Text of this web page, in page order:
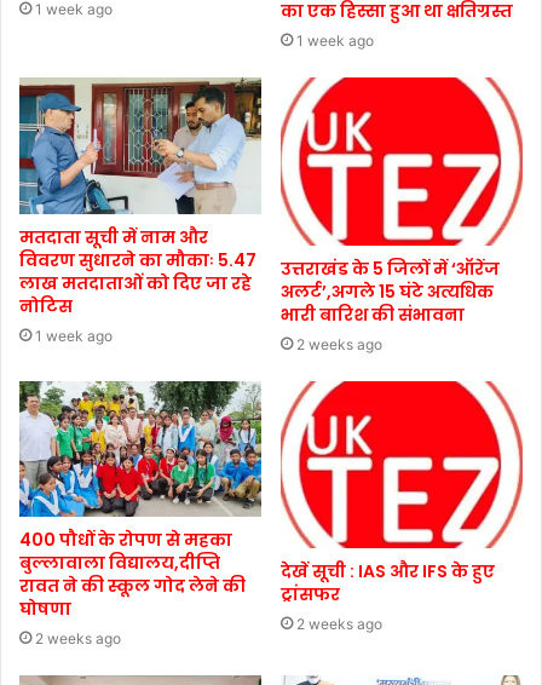
1 week ago
का एक हिस्सा हुआ था क्षतिग्रस्त
1 week ago
मतदाता सूची में नाम और
विवरण सुधारने का मौकाः 5.47
लाख मतदाताओं को दिए जा रहे
नोटिस
1 week ago
उत्तराखंड के 5 जिलों में ‘ऑरेंज
अलर्ट’,अगले 15 घंटे अत्यधिक
भारी बारिश की संभावना
2 weeks ago
400 पौधों के रोपण से महका
बुल्लावाला विद्यालय,दीप्ति
रावत ने की स्कूल गोद लेने की
घोषणा
2 weeks ago
देखें सूची : IAS और IFS के हुए
ट्रांसफर
2 weeks ago